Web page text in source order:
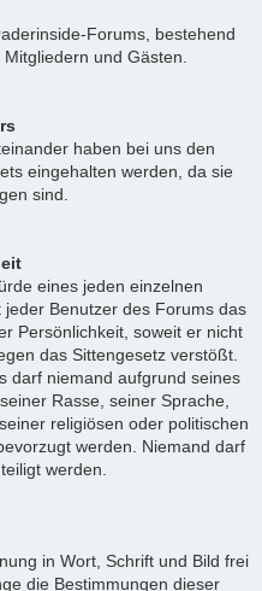
Forums, bestehend
und Gästen.
haben bei uns den
eingehalten werden, da sie
sind.
eines jeden einzelnen
Benutzer des Forums das
Persönlichkeit, soweit er nicht
das Sittengesetz verstößt.
darf niemand aufgrund seines
Rasse, seiner Sprache,
religiösen oder politischen
werden. Niemand darf
werden.
in Wort, Schrift und Bild frei
die Bestimmungen dieser